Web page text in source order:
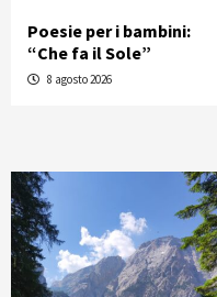
Poesie per i bambini:
“Che fa il Sole”
8 agosto 2026